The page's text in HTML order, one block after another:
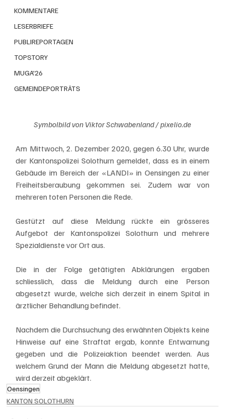
KOMMENTARE
LESERBRIEFE
PUBLIREPORTAGEN
TOPSTORY
MUGA'26
GEMEINDEPORTRÄTS
Symbolbild von Viktor Schwabenland / pixelio.de
Am Mittwoch, 2. Dezember 2020, gegen 6.30 Uhr, wurde
der Kantonspolizei Solothurn gemeldet, dass es in einem
Gebäude im Bereich der «LANDI» in Oensingen zu einer
Freiheitsberaubung gekommen sei. Zudem war von
mehreren toten Personen die Rede.
Gestützt auf diese Meldung rückte ein grösseres
Aufgebot der Kantonspolizei Solothurn und mehrere
Spezialdienste vor Ort aus.
Die in der Folge getätigten Abklärungen ergaben
schliesslich, dass die Meldung durch eine Person
abgesetzt wurde, welche sich derzeit in einem Spital in
ärztlicher Behandlung befindet.
Nachdem die Durchsuchung des erwähnten Objekts keine
Hinweise auf eine Straftat ergab, konnte Entwarnung
gegeben und die Polizeiaktion beendet werden. Aus
welchem Grund der Mann die Meldung abgesetzt hatte,
wird derzeit abgeklärt.
Oensingen
KANTON SOLOTHURN